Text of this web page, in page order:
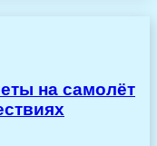
на самолёт